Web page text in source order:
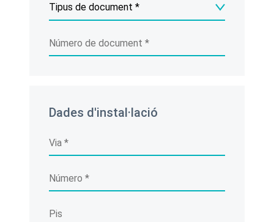
Dades d'instal·lació